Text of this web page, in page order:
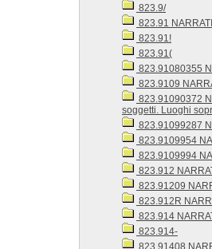
823.9/
823.91
823.91!
823.91(
823.91080355
823.9109
823.91090372
soggetti. Luoghi
823.91099287
823.9109954
823.9109994
823.912
823.91209
823.912R
823.914
823.914-
823.91408